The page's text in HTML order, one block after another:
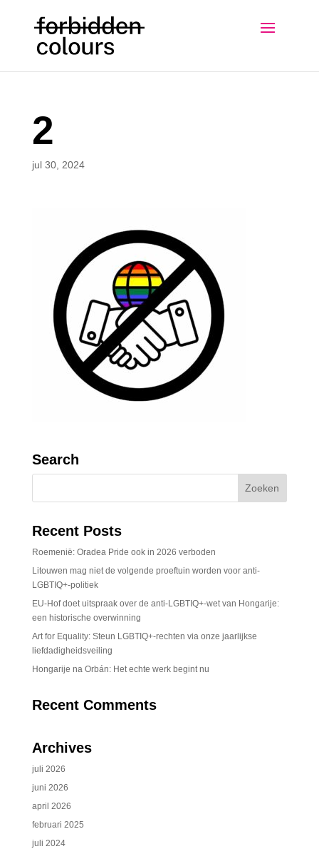
2
jul 30, 2024
Search
Recent Posts
Roemenië: Oradea Pride ook in 2026 verboden
Litouwen mag niet de volgende proeftuin worden voor anti-
LGBTIQ+-politiek
EU-Hof doet uitspraak over de anti-LGBTIQ+-wet van Hongarije:
een historische overwinning
Art for Equality: Steun LGBTIQ+-rechten via onze jaarlijkse
liefdadigheidsveiling
Hongarije na Orbán: Het echte werk begint nu
Recent Comments
Archives
juli 2026
juni 2026
april 2026
februari 2025
juli 2024